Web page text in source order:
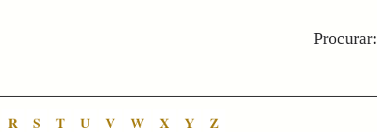
Procurar:
R S T U V W X Y Z